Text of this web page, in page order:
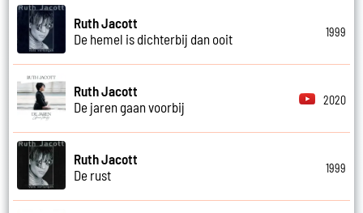
Ruth Jacott
De hemel is dichterbij dan ooit
1999
Ruth Jacott
De jaren gaan voorbij
2020
Ruth Jacott
De rust
1999